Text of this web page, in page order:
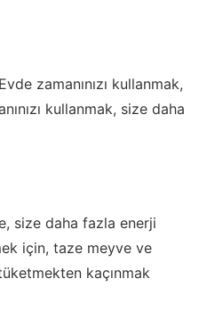
zamanınızı kullanmak,
kullanmak, size daha
size daha fazla enerji
için, taze meyve ve
kaçınmak